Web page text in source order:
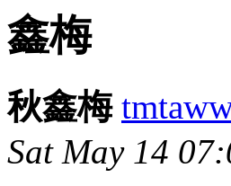
鑫梅
秋鑫梅
Sat May 14